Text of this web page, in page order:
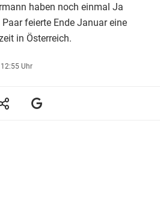
haben noch einmal Ja
feierte Ende Januar eine
in Österreich.
Uhr